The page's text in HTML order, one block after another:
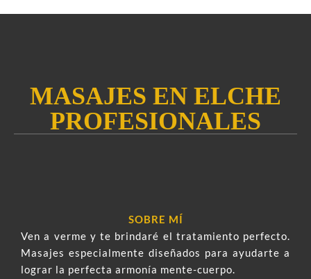
MASAJES EN ELCHE
PROFESIONALES
SOBRE MÍ
Ven a verme y te brindaré el tratamiento perfecto.
Masajes especialmente diseñados para ayudarte a
lograr la perfecta armonía mente-cuerpo.